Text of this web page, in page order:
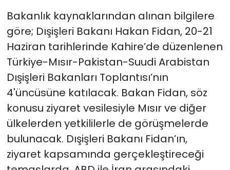
Bakanlık kaynaklarından alınan bilgilere
göre; Dışişleri Bakanı Hakan Fidan, 20-21
Haziran tarihlerinde Kahire’de düzenlenen
Türkiye-Mısır-Pakistan-Suudi Arabistan
Dışişleri Bakanları Toplantısı’nın
4'üncüsüne katılacak. Bakan Fidan, söz
konusu ziyaret vesilesiyle Mısır ve diğer
ülkelerden yetkililerle de görüşmelerde
bulunacak. Dışişleri Bakanı Fidan’ın,
ziyaret kapsamında gerçekleştireceği